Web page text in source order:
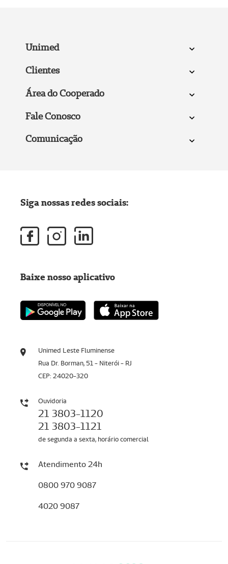
Unimed
Clientes
Área do Cooperado
Fale Conosco
Comunicação
Unimed Leste Fluminense
Rua Dr. Borman, 51 - Niterói - RJ
CEP: 24020-320
Ouvidoria
21 3803-1120
21 3803-1121
de segunda a sexta, horário comercial
Atendimento 24h
0800 970 9087
4020 9087
Siga nossas redes sociais:
Baixe nosso aplicativo